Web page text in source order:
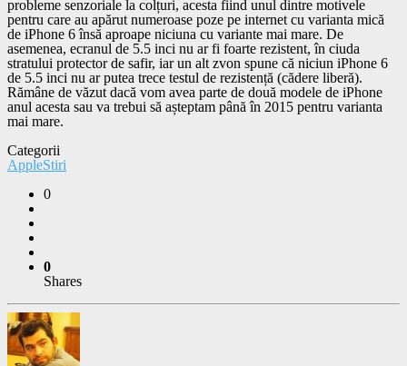
probleme senzoriale la colțuri, acesta fiind unul dintre motivele
pentru care au apărut numeroase poze pe internet cu varianta mică
de iPhone 6 însă aproape niciuna cu variante mai mare. De
asemenea, ecranul de 5.5 inci nu ar fi foarte rezistent, în ciuda
stratului protector de safir, iar un alt zvon spune că niciun iPhone 6
de 5.5 inci nu ar putea trece testul de rezistență (cădere liberă).
Rămâne de văzut dacă vom avea parte de două modele de iPhone
anul acesta sau va trebui să așteptam până în 2015 pentru varianta
mai mare.
Categorii
AppleStiri
0
0
Shares